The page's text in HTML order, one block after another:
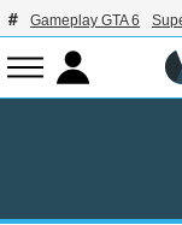
Gameplay GTA 6